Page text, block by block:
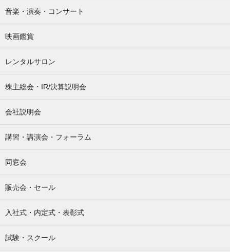
音楽・演奏・コンサート
映画鑑賞
レンタルサロン
株主総会・IR/決算説明会
会社説明会
講習・講演会・フォーラム
同窓会
販売会・セール
入社式・内定式・表彰式
試験・スクール